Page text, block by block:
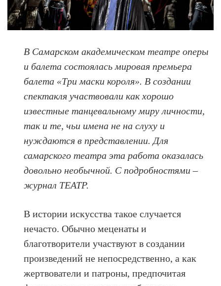
В Самарском академическом театре оперы
и балета состоялась мировая премьера
балета «Три маски короля». В создании
спектакля участвовали как хорошо
известные танцевальному миру личности,
так и те, чьи имена не на слуху и
нуждаются в представлении. Для
самарского театра эта работа оказалась
довольно необычной. С подробностями –
журнал ТЕАТР.
В истории искусства такое случается
нечасто. Обычно меценаты и
благотворители участвуют в создании
произведений не непосредственно, а как
жертвователи и патроны, предпочитая